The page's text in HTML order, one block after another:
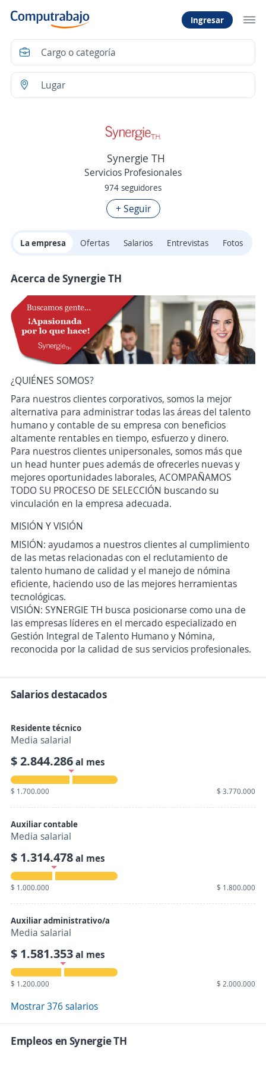
Ingresar
Synergie TH
Servicios Profesionales
974 seguidores
+ Seguir
La empresa Ofertas Salarios Entrevistas Fotos
Acerca de Synergie TH
¿QUIÉNES SOMOS?
Para nuestros clientes corporativos, somos la mejor
alternativa para administrar todas las áreas del talento
humano y contable de su empresa con beneficios
altamente rentables en tiempo, esfuerzo y dinero.
Para nuestros clientes unipersonales, somos más que
un head hunter pues además de ofrecerles nuevas y
mejores oportunidades laborales, ACOMPAÑAMOS
TODO SU PROCESO DE SELECCIÓN buscando su
vinculación en la empresa adecuada.
MISIÓN Y VISIÓN
MISIÓN: ayudamos a nuestros clientes al cumplimiento
de las metas relacionadas con el reclutamiento de
talento humano de calidad y el manejo de nómina
eficiente, haciendo uso de las mejores herramientas
tecnológicas.
VISIÓN: SYNERGIE TH busca posicionarse como una de
las empresas líderes en el mercado especializado en
Gestión Integral de Talento Humano y Nómina,
reconocida por la calidad de sus servicios profesionales.
Salarios destacados
Residente técnico
Media salarial
$ 2.844.286al mes
$ 1.700.000 $ 3.770.000
Auxiliar contable
Media salarial
$ 1.314.478al mes
$ 1.000.000 $ 1.800.000
Auxiliar administrativo/a
Media salarial
$ 1.581.353al mes
$ 1.200.000 $ 2.000.000
Mostrar 376 salarios
Empleos en Synergie TH